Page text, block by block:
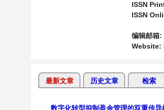
糊学领域
ISSN
ISSN
编辑邮箱:
Website:
最新文章 历史文章 检索
数字化转型抑制盈余管理的双重传